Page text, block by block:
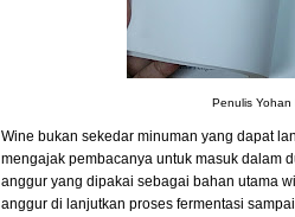
Penulis Yohan
Wine bukan sekedar minuman yang dapat
mengajak pembacanya untuk masuk dalam
anggur yang dipakai sebagai bahan utama
anggur di lanjutkan proses fermentasi